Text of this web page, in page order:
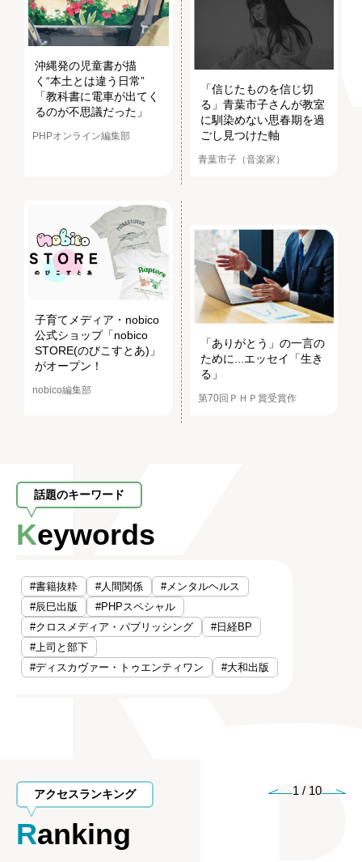
沖縄発の児童書が描
く“本土とは違う日常”
「教科書に電車が出てく
るのが不思議だった」
PHPオンライン編集部
「信じたものを信じ切
る」青葉市子さんが教室
に馴染めない思春期を過
ごし見つけた軸
青葉市子（音楽家）
子育てメディア・nobico
公式ショップ「nobico
STORE(のびこすとあ)」
がオープン！
nobico編集部
「ありがとう」の一言の
ために...エッセイ「生き
る」
第70回ＰＨＰ賞受賞作
話題のキーワード
Keywords
#書籍抜粋 #人間関係
#メンタルヘルス
#辰巳出版
#PHPスペシャル
#クロスメディア・パブリッシング
#日経BP
#上司と部下
#ディスカヴァー・トゥエンティワン
#大和出版
アクセスランキング
Ranking
1 / 10